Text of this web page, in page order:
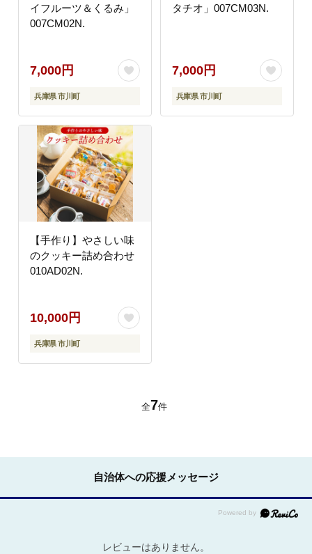
イフルーツ＆くるみ」
007CM02N.
7,000円
兵庫県 市川町
タチオ」007CM03N.
7,000円
兵庫県 市川町
【手作り】やさしい味
のクッキー詰め合わせ
010AD02N.
10,000円
兵庫県 市川町
全7件
自治体への応援メッセージ
レビューはありません。